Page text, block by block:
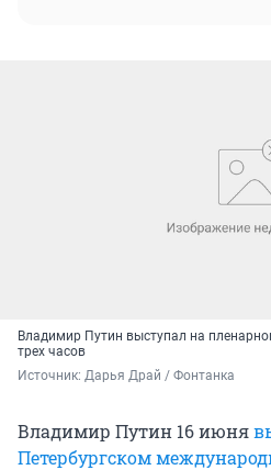
Владимир Путин выступал на
трех часов
Источник: Дарья Драй / Фонтанка
Владимир Путин 16 июня
Петербургском